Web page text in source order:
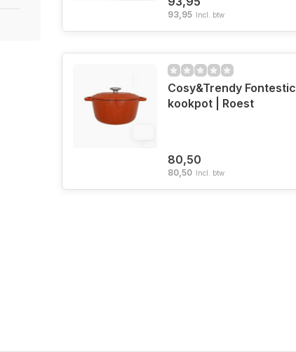
93,95 Incl. btw
Cosy&Trendy Fontestic
kookpot | Roest
80,50
80,50 Incl. btw